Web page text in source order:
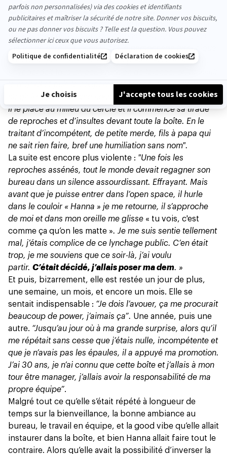
D’employée tyrannisée…
“Un jour, mon manager décide de tous nous faire sortir
dans la cour de l’entreprise. Il nous demande de nous
on savait que cela ne serait pas pour nous féliciter. On
le regard et puis le couperet est tombé. Il appelle le
stagiaire qui était avec nous depuis à peine quinze jours,
il le place au milieu du cercle et il commence sa tirade
de reproches et d’insultes devant toute la boîte. En le
traitant d’incompétent, de petite merde, fils à papa qui
ne sait rien faire, bref une humiliation sans nom".
La suite est encore plus violente : "Une fois les
reproches assénés, tout le monde devait regagner son
bureau dans un silence assourdissant. Effrayant. Mais
avant que je puisse entrer dans l’open space, il hurle
dans le couloir « Hanna » je me retourne, il s’approche
de moi et dans mon oreille me glisse « tu vois, c'est
comme ça qu’on les matte ». Je me suis sentie tellement
mal, j’étais complice de ce lynchage public. C’en était
trop, je me souviens que ce soir-là, j’ai voulu
partir. C’était décidé, j’allais poser ma dem. »
Et puis, bizarrement, elle est restée un jour de plus,
une semaine, un mois, et encore un mois. Elle se
sentait indispensable : “Je dois l’avouer, ça me procurait
beaucoup de power, j’aimais ça”. Une année, puis une
autre. “Jusqu’au jour où à ma grande surprise, alors qu’il
me répétait sans cesse que j’étais nulle, incompétente et
que je n’avais pas les épaules, il a appuyé ma promotion.
J’ai 30 ans, je n’ai connu que cette boîte et j’allais à mon
tour être manager, j’allais avoir la responsabilité de ma
propre équipe”.
Malgré tout ce qu’elle s’était répété à longueur de
temps sur la bienveillance, la bonne ambiance au
bureau, le travail en équipe, et la good vibe qu’elle allait
instaurer dans la boîte, et bien Hanna allait faire tout le
contraire. Alors qu’elle avait la possibilité d’inverser la